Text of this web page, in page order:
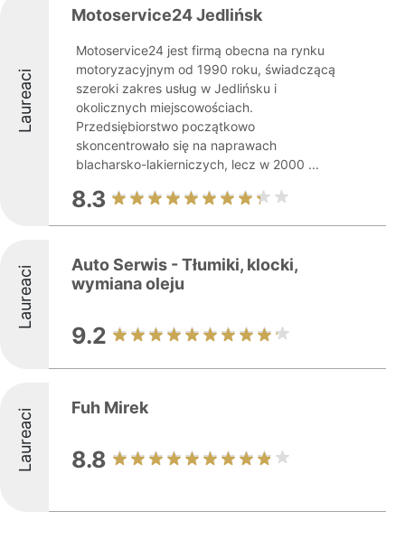
Laureaci
Motoservice24 Jedlińsk
Motoservice24 jest firmą obecna na rynku
motoryzacyjnym od 1990 roku, świadczącą
szeroki zakres usług w Jedlińsku i
okolicznych miejscowościach.
Przedsiębiorstwo początkowo
skoncentrowało się na naprawach
blacharsko-lakierniczych, lecz w 2000 ...
8.3
Laureaci
Auto Serwis - Tłumiki, klocki,
wymiana oleju
9.2
Laureaci Fuh Mirek
8.8